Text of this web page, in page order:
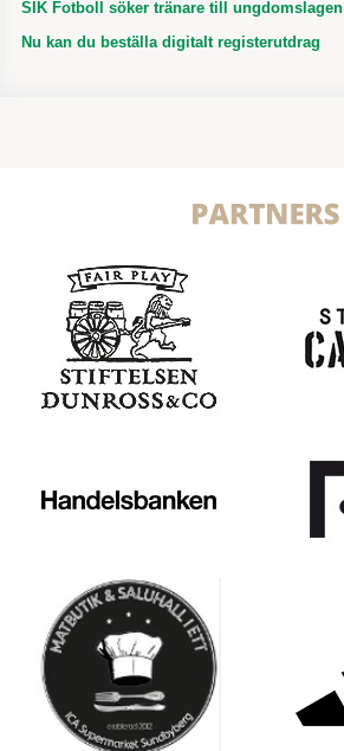
SIK Fotboll söker tränare till ungdomslagen
Nu kan du beställa digitalt registerutdrag